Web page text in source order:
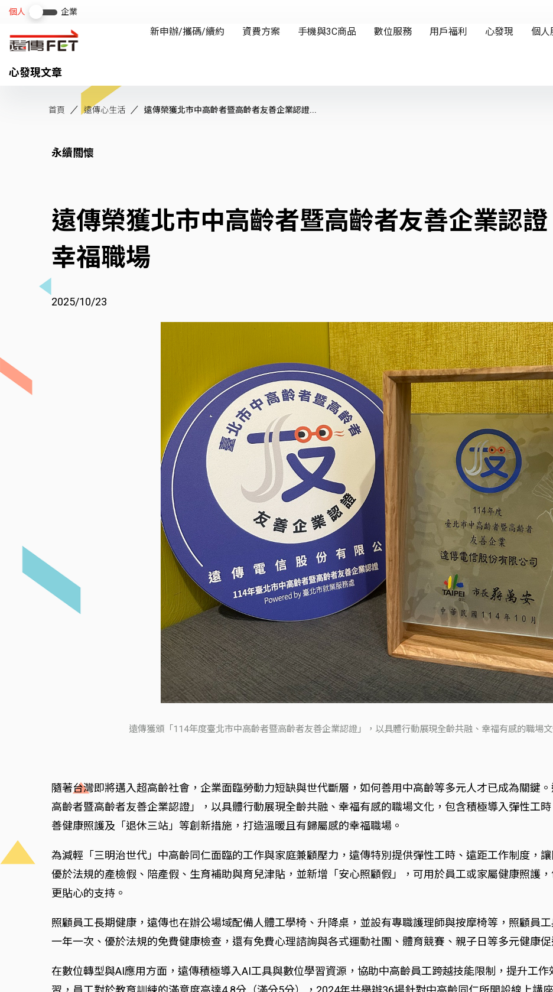
心發現文章
首頁 遠傳心生活 遠傳榮獲北市中高齡者暨高齡者友善企業認證...
永續關懷
遠傳榮獲北市中高齡者暨高齡者友善企業認
幸福職場
2025/10/23
遠傳獲頒「114年度臺北市中高齡者暨高齡者友善企業認證」，以具體行動展現全齡共融、幸福有感的職場文
隨著台灣即將邁入超高齡社會，企業面臨勞動力短缺與世代斷層，如何善用中高齡等多元人才已成為關鍵
高齡者暨高齡者友善企業認證」，以具體行動展現全齡共融、幸福有感的職場文化，包含積極導入彈性工
善健康照護及「退休三站」等創新措施，打造溫暖且有歸屬感的幸福職場。
為減輕「三明治世代」中高齡同仁面臨的工作與家庭兼顧壓力，遠傳特別提供彈性工時、遠距工作制度，
優於法規的產檢假、陪產假、生育補助與育兒津貼，並新增「安心照顧假」，可用於員工或家屬健康照護
更貼心的支持。
照顧員工長期健康，遠傳也在辦公場域配備人體工學椅、升降桌，並設有專職護理師與按摩椅等，照顧員
一年一次、優於法規的免費健康檢查，還有免費心理諮詢與各式運動社團、體育競賽、親子日等多元健康
在數位轉型與AI應用方面，遠傳積極導入AI工具與數位學習資源，協助中高齡員工跨越技能限制，提升工